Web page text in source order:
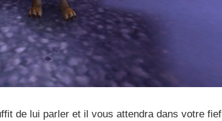
de lui parler et il vous attendra dans votre fief